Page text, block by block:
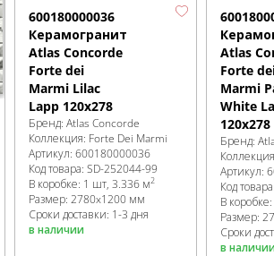
600180000036
Керамогранит
Atlas Concorde
Forte dei
Marmi Lilac
Lapp 120x278
Бренд: Atlas Concorde
Коллекция: Forte Dei Marmi
Артикул: 600180000036
Код товара: SD-252044-99
В коробке: 1 шт, 3.336 м2
Размер: 2780x1200 мм
Сроки доставки: 1-3 дня
в наличии
Atlas
Forte
Marmi
White
120x278
Бренд:
Артикул:
Код товара:
В коробке:
Размер:
Сроки
в наличии